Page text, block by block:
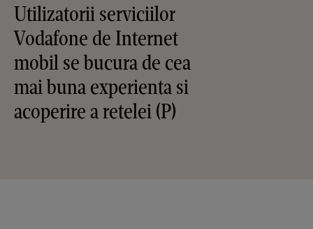
Utilizatorii serviciilor
Vodafone de Internet
mobil se bucura de cea
mai buna experienta si
acoperire a retelei (P)